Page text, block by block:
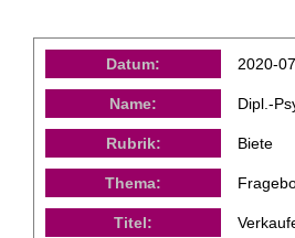
Datum: 2020-
Name: Dipl.-
Rubrik: Biete
Thema:
Titel: